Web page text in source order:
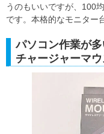
うのもいいですが、100
です。本格的なモニター
パソコン作業が
チャージャーマウ